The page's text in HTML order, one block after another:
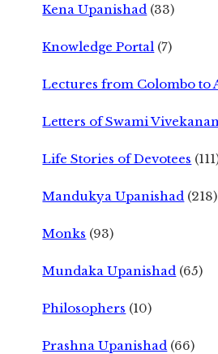
Kena Upanishad (33)
Knowledge Portal (7)
Lectures from Colombo to
Letters of Swami
Life Stories of Devotees
Mandukya Upanishad (218)
Monks (93)
Mundaka Upanishad (65)
Philosophers (10)
Prashna Upanishad (66)